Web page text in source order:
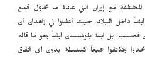
المختلفة مع إيران التي عادة ما تحاول قمع
داخل البلاد، حيث أعلنوا في زاهدان أن
بل ابنة بلوشستان أيضاً وهو ما قاله
وتكاتفوا جميعاً كسلسلة بدون أي اتفاق